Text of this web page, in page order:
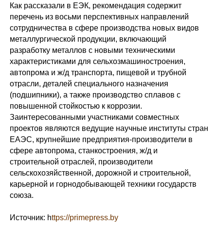
Как рассказали в ЕЭК, рекомендация содержит
перечень из восьми перспективных направлений
сотрудничества в сфере производства новых видов
металлургической продукции, включающий
разработку металлов с новыми техническими
характеристиками для сельхозмашиностроения,
автопрома и ж/д транспорта, пищевой и трубной
отрасли, деталей специального назначения
(подшипники), а также производство сплавов с
повышенной стойкостью к коррозии.
Заинтересованными участниками совместных
проектов являются ведущие научные институты стран
ЕАЭС, крупнейшие предприятия-производители в
сфере автопрома, станкостроения, ж/д и
строительной отраслей, производители
сельскохозяйственной, дорожной и строительной,
карьерной и горнодобывающей техники государств
союза.
Источник: https://primepress.by